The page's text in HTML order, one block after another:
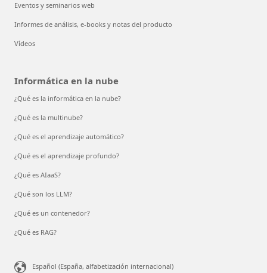
Eventos y seminarios web
Informes de análisis, e-books y notas del producto
Vídeos
Informática en la nube
¿Qué es la informática en la nube?
¿Qué es la multinube?
¿Qué es el aprendizaje automático?
¿Qué es el aprendizaje profundo?
¿Qué es AIaaS?
¿Qué son los LLM?
¿Qué es un contenedor?
¿Qué es RAG?
Español (España, alfabetización internacional)